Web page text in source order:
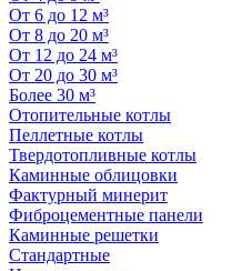
От 6 до 12 м³
От 8 до 20 м³
От 12 до 24 м³
От 20 до 30 м³
Более 30 м³
Отопительные котлы
Пеллетные котлы
Твердотопливные котлы
Каминные облицовки
Фактурный минерит
Фиброцементные панели
Каминные решетки
Стандартные